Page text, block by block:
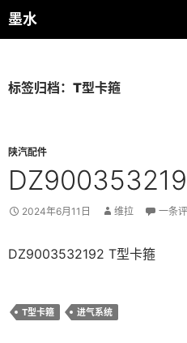
跳
至
墨水
搜
索
标签归档：T型卡箍
陕汽配件
2024年6月11日 维拉 一条
DZ9003532192 T型卡箍
T型卡箍 进气系统